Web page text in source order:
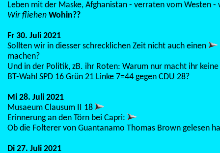
Leben mit der Maske, Afghanistan - verraten vom Westen
Wir fliehen Wohin??
Fr 30. Juli 2021
Sollten wir in diesser schrecklichen Zeit nicht auch einen
machen?
Und in der Politik, zB. ihr Roten: Warum nur macht ihr
BT-Wahl SPD 16 Grün 21 Linke 7=44 gegen CDU 28?
Mi 28. Juli 2021
Musaeum Clausum II 18
Erinnerung an den Törn bei Capri:
Ob die Folterer von Guantanamo Thomas Brown gelesen
Di 27. Juli 2021